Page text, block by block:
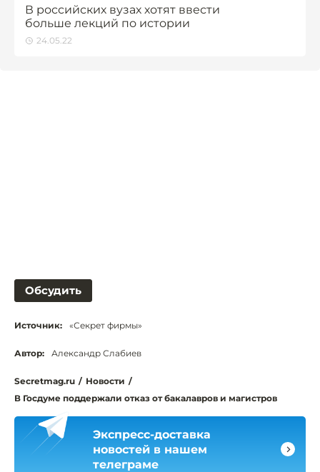
В российских вузах хотят ввести
больше лекций по истории
24.05.22
Обсудить
Источник: «Секрет фирмы»
Автор: Александр Слабиев
Secretmag.ru / Новости /
В Госдуме поддержали отказ от бакалавров и магистров
Экспресс-доставка
новостей в нашем
телеграме